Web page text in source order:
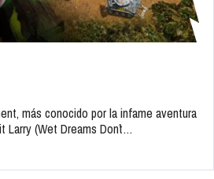
más conocido por la infame aventura
(Wet Dreams Don´t…